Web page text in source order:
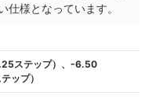
様となっています。
ステップ）、-6.50
ップ）